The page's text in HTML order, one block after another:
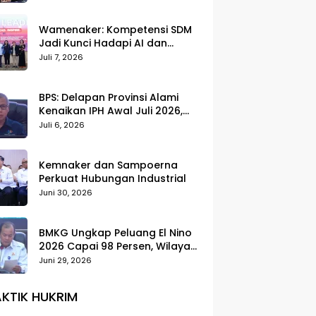
Wamenaker: Kompetensi SDM
Jadi Kunci Hadapi AI dan
Transformasi Dunia Kerja
Juli 7, 2026
BPS: Delapan Provinsi Alami
Kenaikan IPH Awal Juli 2026,
Cabai Merah dan Beras Jadi
Juli 6, 2026
Kemnaker dan Sampoerna
Perkuat Hubungan Industrial
Juni 30, 2026
BMKG Ungkap Peluang El Nino
2026 Capai 98 Persen, Wilayah
Selatan Indonesia Paling
Juni 29, 2026
HUKRIM